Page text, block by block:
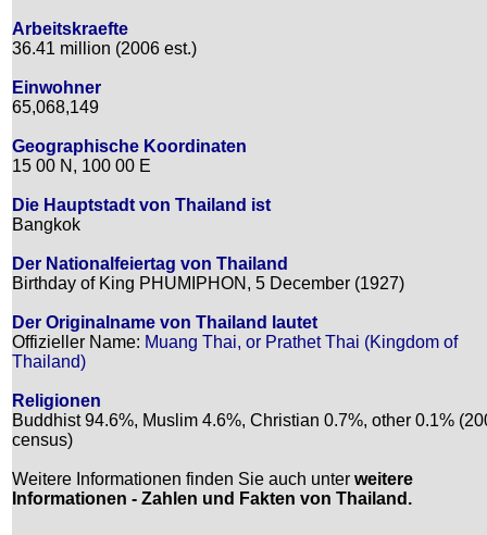
Arbeitskraefte
36.41 million (2006 est.)
Einwohner
65,068,149
Geographische Koordinaten
15 00 N, 100 00 E
Die Hauptstadt von Thailand ist
Bangkok
Der Nationalfeiertag von Thailand
Birthday of King PHUMIPHON, 5 December (1927)
Der Originalname von Thailand lautet
Offizieller Name: Muang Thai, or Prathet Thai (Kingdom of
Thailand)
Religionen
Buddhist 94.6%, Muslim 4.6%, Christian 0.7%, other 0.1%
census)
Weitere Informationen finden Sie auch unter weitere
Informationen - Zahlen und Fakten von Thailand.